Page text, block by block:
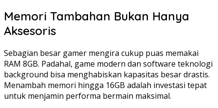
Memori Tambahan Bukan Hanya
Aksesoris
Sebagian besar gamer mengira cukup puas memakai
RAM 8GB. Padahal, game modern dan software teknologi
background bisa menghabiskan kapasitas besar drastis.
Menambah memori hingga 16GB adalah investasi tepat
untuk menjamin performa bermain maksimal.